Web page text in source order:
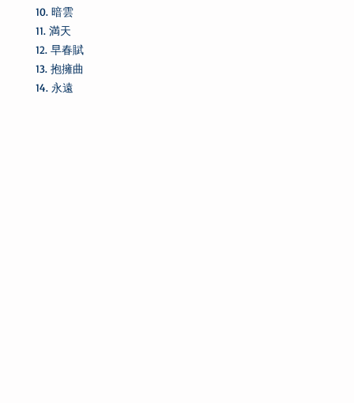
10. 暗雲
11. 満天
12. 早春賦
13. 抱擁曲
14. 永遠